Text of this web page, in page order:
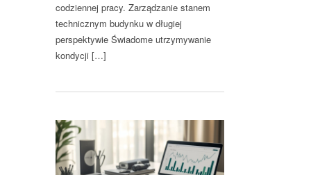
codziennej pracy. Zarządzanie stanem
technicznym budynku w długiej
perspektywie Świadome utrzymywanie
kondycji […]